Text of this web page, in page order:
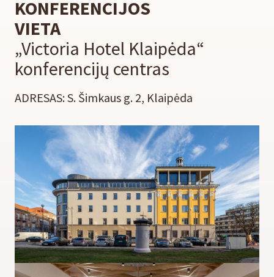
KONFERENCIJOS
VIETA
„Victoria Hotel Klaipėda“
konferencijų centras
ADRESAS: S. Šimkaus g. 2, Klaipėda